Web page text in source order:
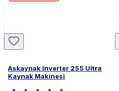
Askaynak Inverter 255 Ultra
Kaynak Makinesi